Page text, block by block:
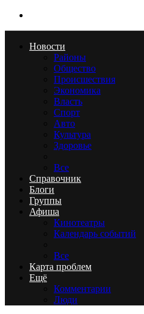
Новости
Районы
Общество
Происшествия
Экономика
Власть
Спорт
Авто
Культура
Здоровье
Все
Справочник
Блоги
Группы
Афиша
Кинотеатры
Календарь событий
Все
Карта проблем
Ещё
Комментарии
Люди